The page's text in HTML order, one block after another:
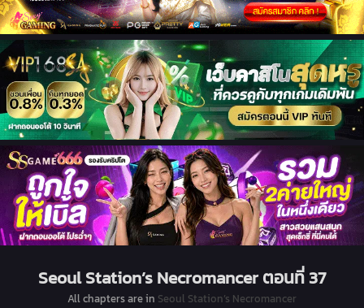
Seoul Station’s Necromancer ตอนที่ 37
All chapters are in Seoul Station’s Necromancer